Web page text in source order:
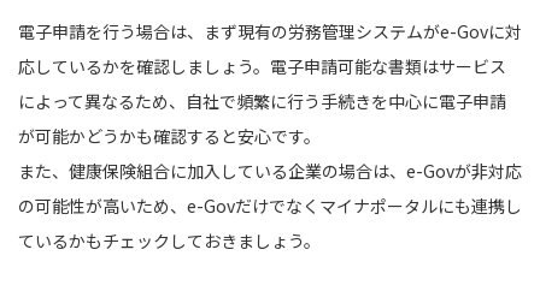
電子申請を行う場合は、まず現有の労務管理システムがe-Govに対
応しているかを確認しましょう。電子申請可能な書類はサービス
によって異なるため、自社で頻繁に行う手続きを中心に電子申請
が可能かどうかも確認すると安心です。
また、健康保険組合に加入している企業の場合は、e-Govが非対応
の可能性が高いため、e-Govだけでなくマイナポータルにも連携し
ているかもチェックしておきましょう。